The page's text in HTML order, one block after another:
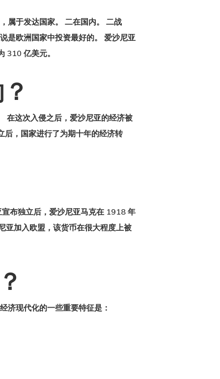
属于发达国家。 二在国内。 二战
是欧洲国家中投资最好的。 爱沙尼亚
310 亿美元。
在这次入侵之后，爱沙尼亚的经济被
，国家进行了为期十年的经济转
布独立后，爱沙尼亚马克在 1918 年
亚加入欧盟，该货币在很大程度上被
济现代化的一些重要特征是：